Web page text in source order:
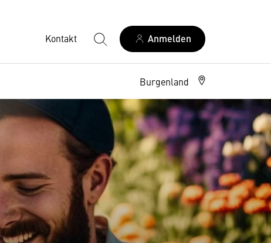
Kontakt Anmelden
Burgenland